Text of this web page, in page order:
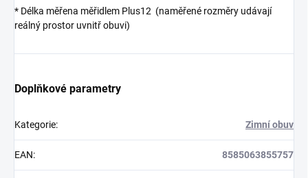
* Délka měřena měřidlem Plus12 (naměřené rozměry udávají
reálný prostor uvnitř obuvi)
Doplňkové parametry
Kategorie: Zimní obuv
EAN: 8585063855757